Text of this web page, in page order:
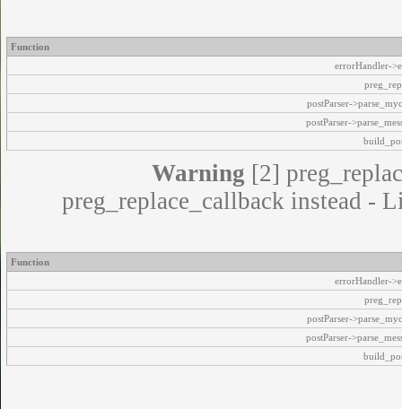
Function
errorHandler-
postParser-
postParser-
Warning [2]
preg_replace_callback instead -
Function
errorHandler-
postParser-
postParser-